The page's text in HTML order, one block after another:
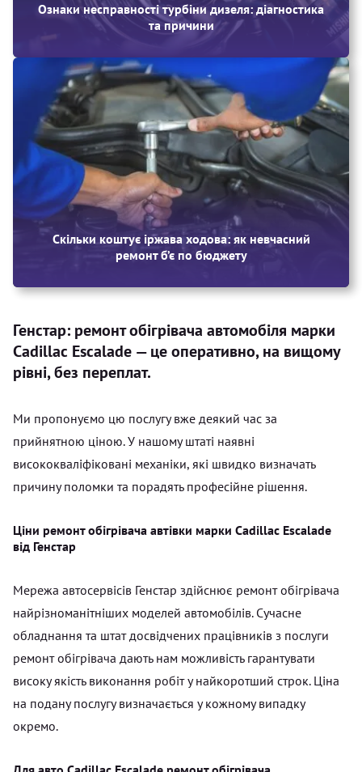
Ознаки несправності турбіни дизеля: діагностика
та причини
Скільки коштує іржава ходова: як невчасний
ремонт б’є по бюджету
Генстар: ремонт обігрівача автомобіля марки
Cadillac Escalade — це оперативно, на вищому
рівні, без переплат.
Ми пропонуємо цю послугу вже деякий час за
прийнятною ціною. У нашому штаті наявні
висококваліфіковані механіки, які швидко визначать
причину поломки та порадять професійне рішення.
Ціни ремонт обігрівача автівки марки Cadillac Escalade
від Генстар
Мережа автосервісів Генстар здійснює ремонт обігрівача
найрізноманітніших моделей автомобілів. Сучасне
обладнання та штат досвідчених працівників з послуги
ремонт обігрівача дають нам можливість гарантувати
високу якість виконання робіт у найкоротший строк. Ціна
на подану послугу визначається у кожному випадку
окремо.